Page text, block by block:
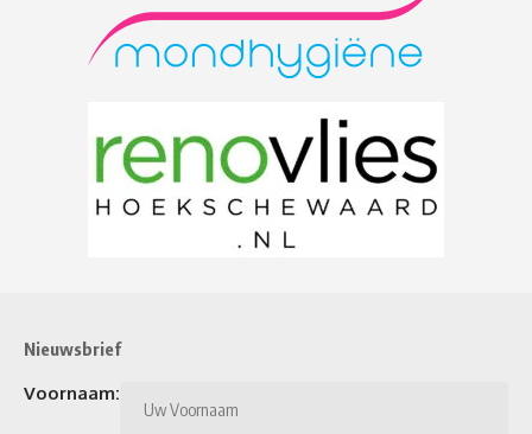
Nieuwsbrief
Voornaam: